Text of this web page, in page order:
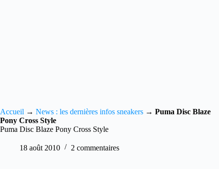
Accueil → News : les dernières infos sneakers → Puma Disc Blaze
Pony Cross Style
Puma Disc Blaze Pony Cross Style
18 août 2010 2 commentaires